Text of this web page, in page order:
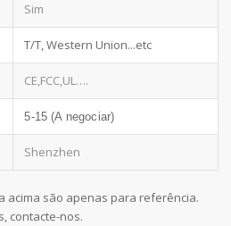
Sim
T/T, Western Union...etc
CE,FCC,UL….
5-15 (A negociar)
Shenzhen
acima são apenas para referência.
contacte-nos.